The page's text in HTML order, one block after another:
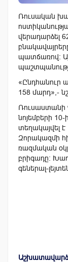
Ռուսական
վերադարձել
պատճառով:
«Ընդհանուր
158 մարդ»,-
Ռուսաստանի
նոյեմբերի
տեղակայվել
Զորակազմի
ռազմական
բրիգադը։
գեներալ-